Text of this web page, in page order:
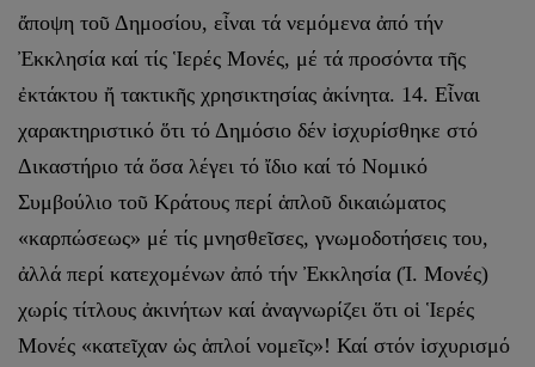
ἄποψη τοῦ Δημοσίου, εἶναι τά νεμόμενα ἀπό τήν
Ἐκκλησία καί τίς Ἱερές Μονές, μέ τά προσόντα τῆς
ἐκτάκτου ἤ τακτικῆς χρησικτησίας ἀκίνητα. 14. Εἶναι
χαρακτηριστικό ὅτι τό Δημόσιο δέν ἰσχυρίσθηκε στό
Δικαστήριο τά ὅσα λέγει τό ἴδιο καί τό Νομικό
Συμβούλιο τοῦ Κράτους περί ἁπλοῦ δικαιώματος
«καρπώσεως» μέ τίς μνησθεῖσες, γνωμοδοτήσεις του,
ἀλλά περί κατεχομένων ἀπό τήν Ἐκκλησία (Ί. Μονές)
χωρίς τίτλους ἀκινήτων καί ἀναγνωρίζει ὅτι οἱ Ἱερές
Μονές «κατεῖχαν ὡς ἁπλοί νομεῖς»! Καί στόν ἰσχυρισμό